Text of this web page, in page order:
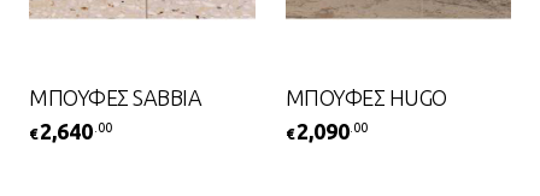
ΜΠΟΥΦΕΣ SABBIA
€2,640 .00
ΜΠΟΥΦΕΣ HUGO
€2,090 .00